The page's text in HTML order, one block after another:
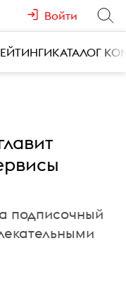
Войти
КАТАЛОГ
подписочный